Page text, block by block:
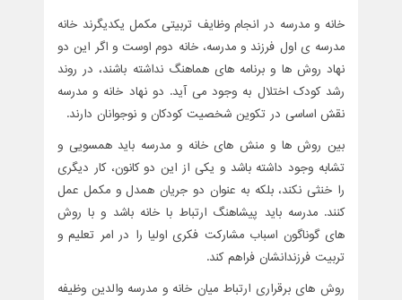
خانه و مدرسه در انجام وظایف تربیتی مکمل یکدیگرند خانه
مدرسه ی اول فرزند و مدرسه، خانه دوم اوست و اگر این دو
نهاد روش ها و برنامه های هماهنگ نداشته باشند، در روند
رشد کودک اختلال به وجود می آید. دو نهاد خانه و مدرسه
نقش اساسی در تکوین شخصیت کودکان و نوجوانان دارند.
بین روش ها و منش های خانه و مدرسه باید همسویی و
تشابه وجود داشته باشد و یکی از این دو کانون، کار دیگری
را خنثی نکند، بلکه به عنوان دو جریان همدل و مکمل عمل
کنند. مدرسه باید پیشاهنگ ارتباط با خانه باشد و با روش
های گوناگون اسباب مشارکت فکری اولیا را در امر تعلیم و
تربیت فرزندانشان فراهم کند.
روش های برقراری ارتباط میان خانه و مدرسه والدین وظیفه